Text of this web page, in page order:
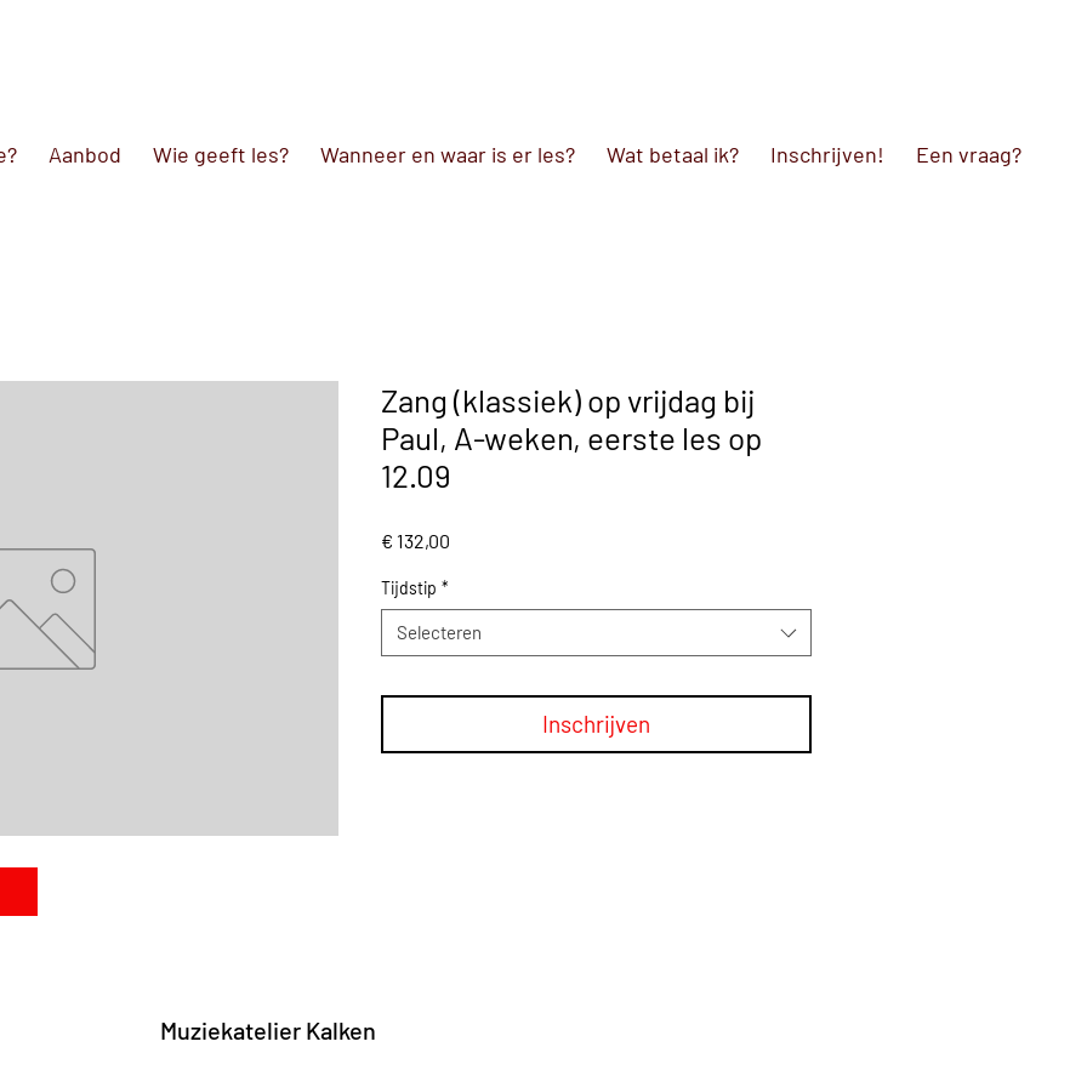
Aanbod Wie geeft les? Wanneer en waar is er les? Wat betaal ik? Inschrijven! Een vraag?
Zang (klassiek) op vrijdag bij
Paul, A-weken, eerste les op
12.09
€ 132,00
Tijdstip *
Selecteren
Inschrijven
Muziekatelier Kalken